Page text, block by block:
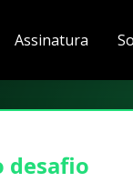
Assinatura
desafio